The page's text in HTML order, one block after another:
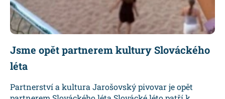
Jsme opět partnerem kultury Slováckého
léta
Partnerství a kultura Jarošovský pivovar je opět